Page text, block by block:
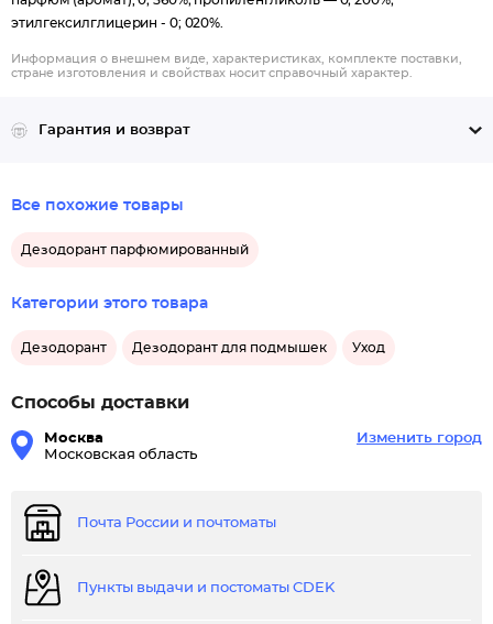
этилгексилглицерин - 0; 020%.
Информация о внешнем виде, характеристиках, комплекте поставки,
стране изготовления и свойствах носит справочный характер.
Гарантия и возврат
Все похожие товары
Дезодорант парфюмированный
Категории этого товара
Дезодорант Дезодорант для подмышек Уход
Способы доставки
Москва
Московская область
Изменить город
Почта России и почтоматы
Пункты выдачи и постоматы CDEK